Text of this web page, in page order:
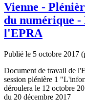
Vienne -
du numérique -
l'EPRA
Publié le 5 octobre 2017
Document de travail de
session plénière 1
déroulera le 12 octobre
du 20 décembre 2017